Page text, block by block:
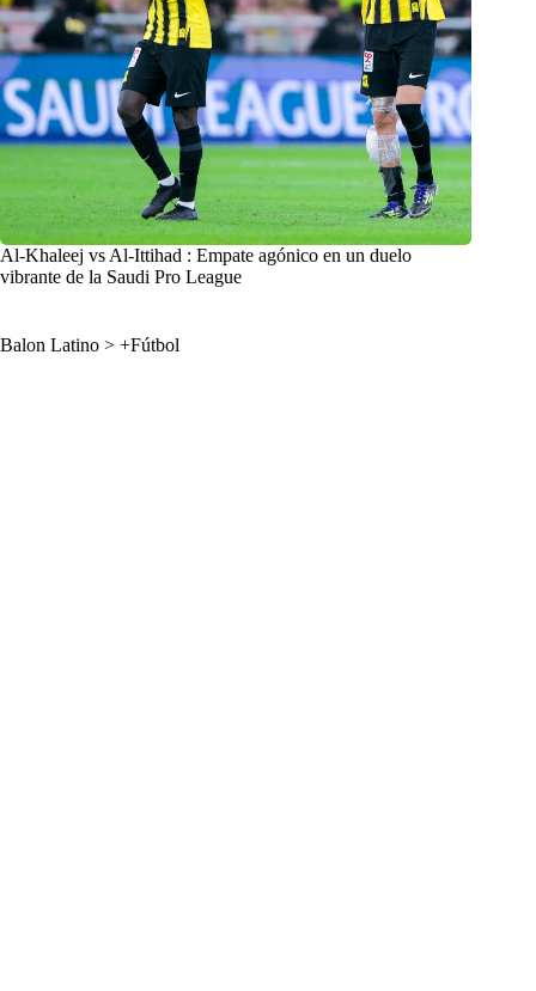
Al-Khaleej vs Al-Ittihad : Empate agónico en un duelo
vibrante de la Saudi Pro League
Balon Latino > +Fútbol